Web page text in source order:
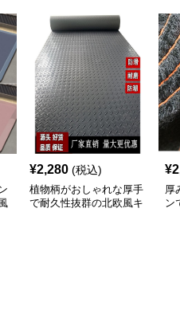
¥2,280 (税込)
植物柄がおしゃれな厚手
で耐久性抜群の北欧風キ
¥
厚
ン